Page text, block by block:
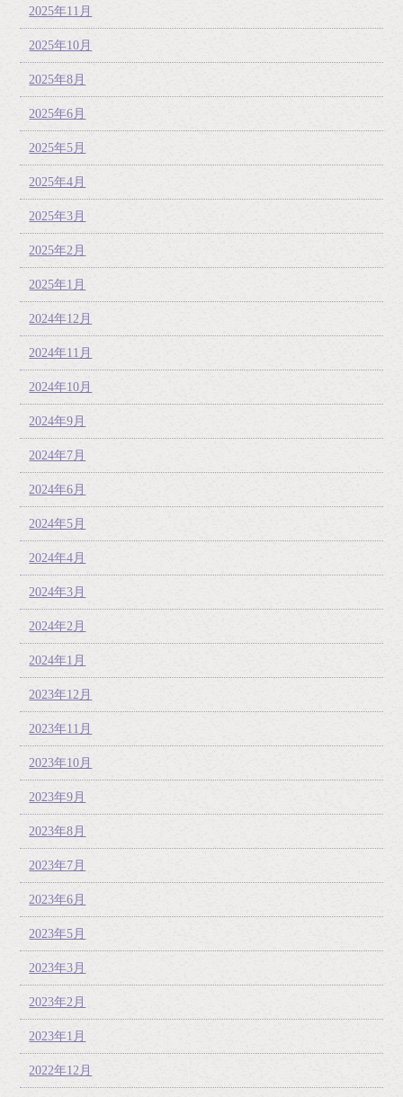
2025年11月
2025年10月
2025年8月
2025年6月
2025年5月
2025年4月
2025年3月
2025年2月
2025年1月
2024年12月
2024年11月
2024年10月
2024年9月
2024年7月
2024年6月
2024年5月
2024年4月
2024年3月
2024年2月
2024年1月
2023年12月
2023年11月
2023年10月
2023年9月
2023年8月
2023年7月
2023年6月
2023年5月
2023年3月
2023年2月
2023年1月
2022年12月